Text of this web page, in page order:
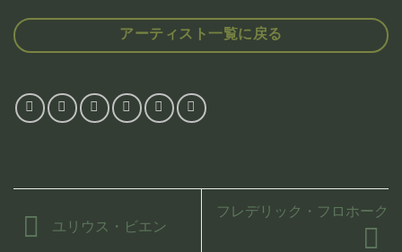
アーティスト一覧に戻る
ユリウス・ビエン
フレデリック・フロホーク